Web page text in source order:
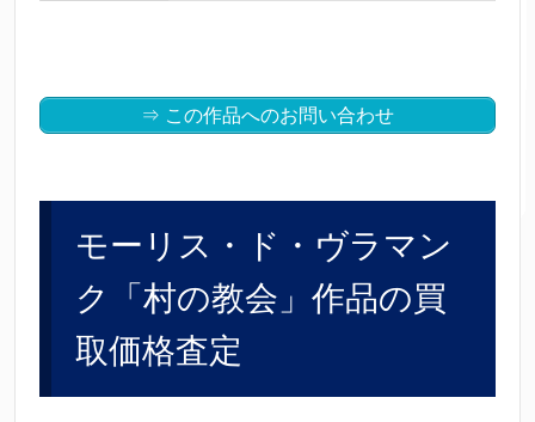
⇒ この作品へのお問い合わせ
モーリス・ド・ヴラマン
ク「村の教会」作品の買
取価格査定